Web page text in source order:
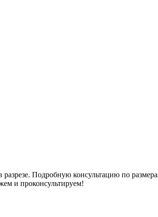
Подробную консультацию по
и проконсультируем!